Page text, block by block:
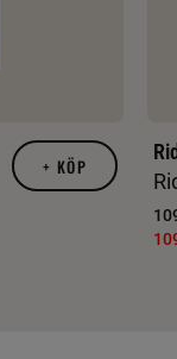
+ KÖP